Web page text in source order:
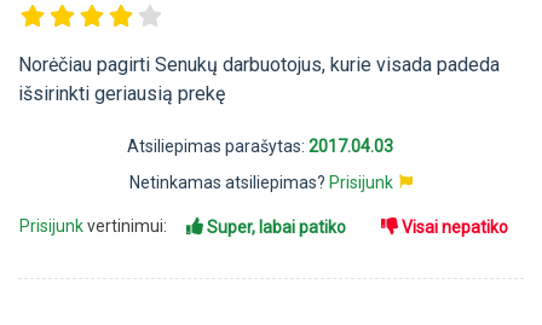
Norėčiau pagirti Senukų darbuotojus, kurie visada padeda
išsirinkti geriausią prekę
Atsiliepimas parašytas: 2017.04.03
Netinkamas atsiliepimas? Prisijunk
Prisijunkvertinimui: Super, labai patiko Visai nepatiko